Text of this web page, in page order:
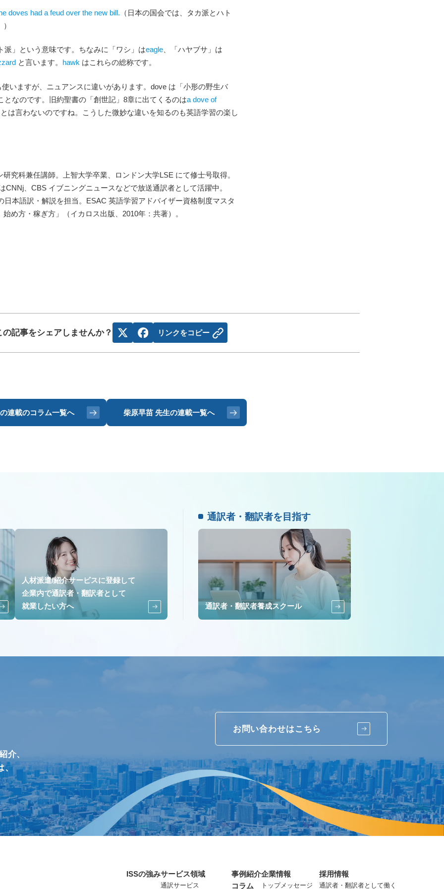
doves had a feud over the new bill. （日本の国会では、タカ派とハト
派」という意味です。ちなみに「ワシ」はeagle、「ハヤブサ」は
と言います。 hawk はこれらの総称です。
いますが、ニュアンスに違いがあります。dove は「小形の野生バ
なのです。旧約聖書の「創世記」8章に出てくるのはa dove of
は言わないのですね。こうした微妙な違いを知るのも英語学習の楽し
究科兼任講師。上智大学卒業、ロンドン大学LSE にて修士号取得。
、CBS イブニングニュースなどで放送通訳者として活躍中。
本語訳・解説を担当。ESAC 英語学習アドバイザー資格制度マスタ
め方・稼ぎ方」（イカロス出版、2010年：共著）。
の記事をシェアしませんか？ リンクをコピー
連載のコラム一覧へ 柴原早苗 先生の連載一覧へ
人材派遣/紹介サービスに登録して
企業内で通訳者・翻訳者として
就業したい方へ
通訳者・翻訳者を目指す
通訳者・翻訳者養成スクール
介、
、
お問い合わせはこちら
ISSの強みサービス領域
通訳サービス
事例紹介
コラム
企業情報
トップメッセージ
採用情報
通訳者・翻訳者として働く